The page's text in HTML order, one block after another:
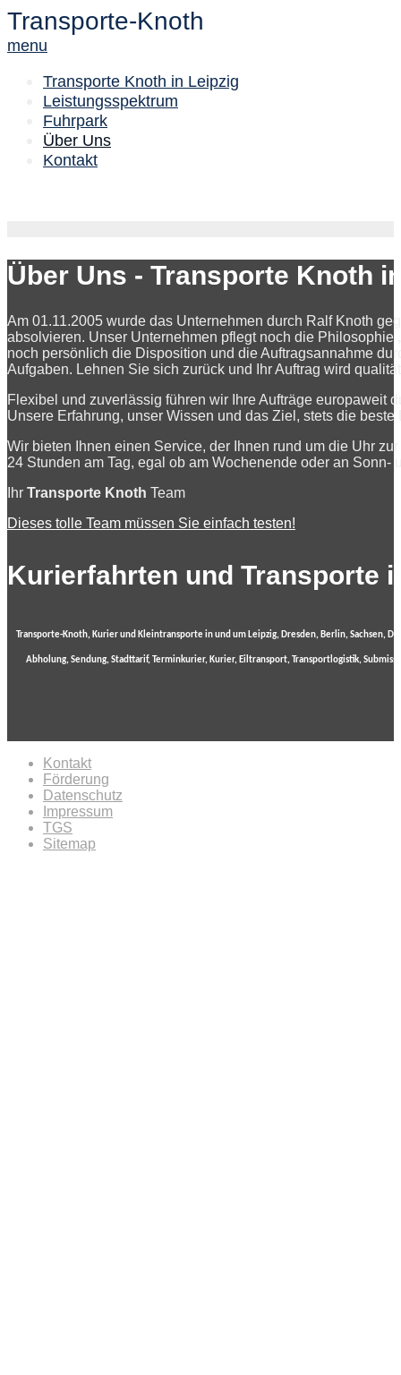
Transporte-Knoth
menu
Transporte Knoth in Leipzig
Leistungsspektrum
Fuhrpark
Über Uns
Kontakt
Über Uns - Transporte Knoth
Am 01.11.2005 wurde das Unternehmen durch Ralf Knoth
absolvieren. Unser Unternehmen pflegt noch die Philosophie
noch persönlich die Disposition und die Auftragsannahme
Aufgaben. Lehnen Sie sich zurück und Ihr Auftrag wird
Flexibel und zuverlässig führen wir Ihre Aufträge europaweit
Unsere Erfahrung, unser Wissen und das Ziel, stets die
Wir bieten Ihnen einen Service, der Ihnen rund um die Uhr
24 Stunden am Tag, egal ob am Wochenende oder an
Ihr Transporte Knoth Team
Dieses tolle Team müssen Sie einfach testen!
Kurierfahrten und Transporte
Transporte-Knoth, Kurier und Kleintransporte in und um Leipzig, Dresden, Berlin, Sachsen,
Abholung, Sendung, Stadttarif, Terminkurier, Kurier, Eiltransport, Transportlogistik,
Kontakt
Förderung
Datenschutz
Impressum
TGS
Sitemap